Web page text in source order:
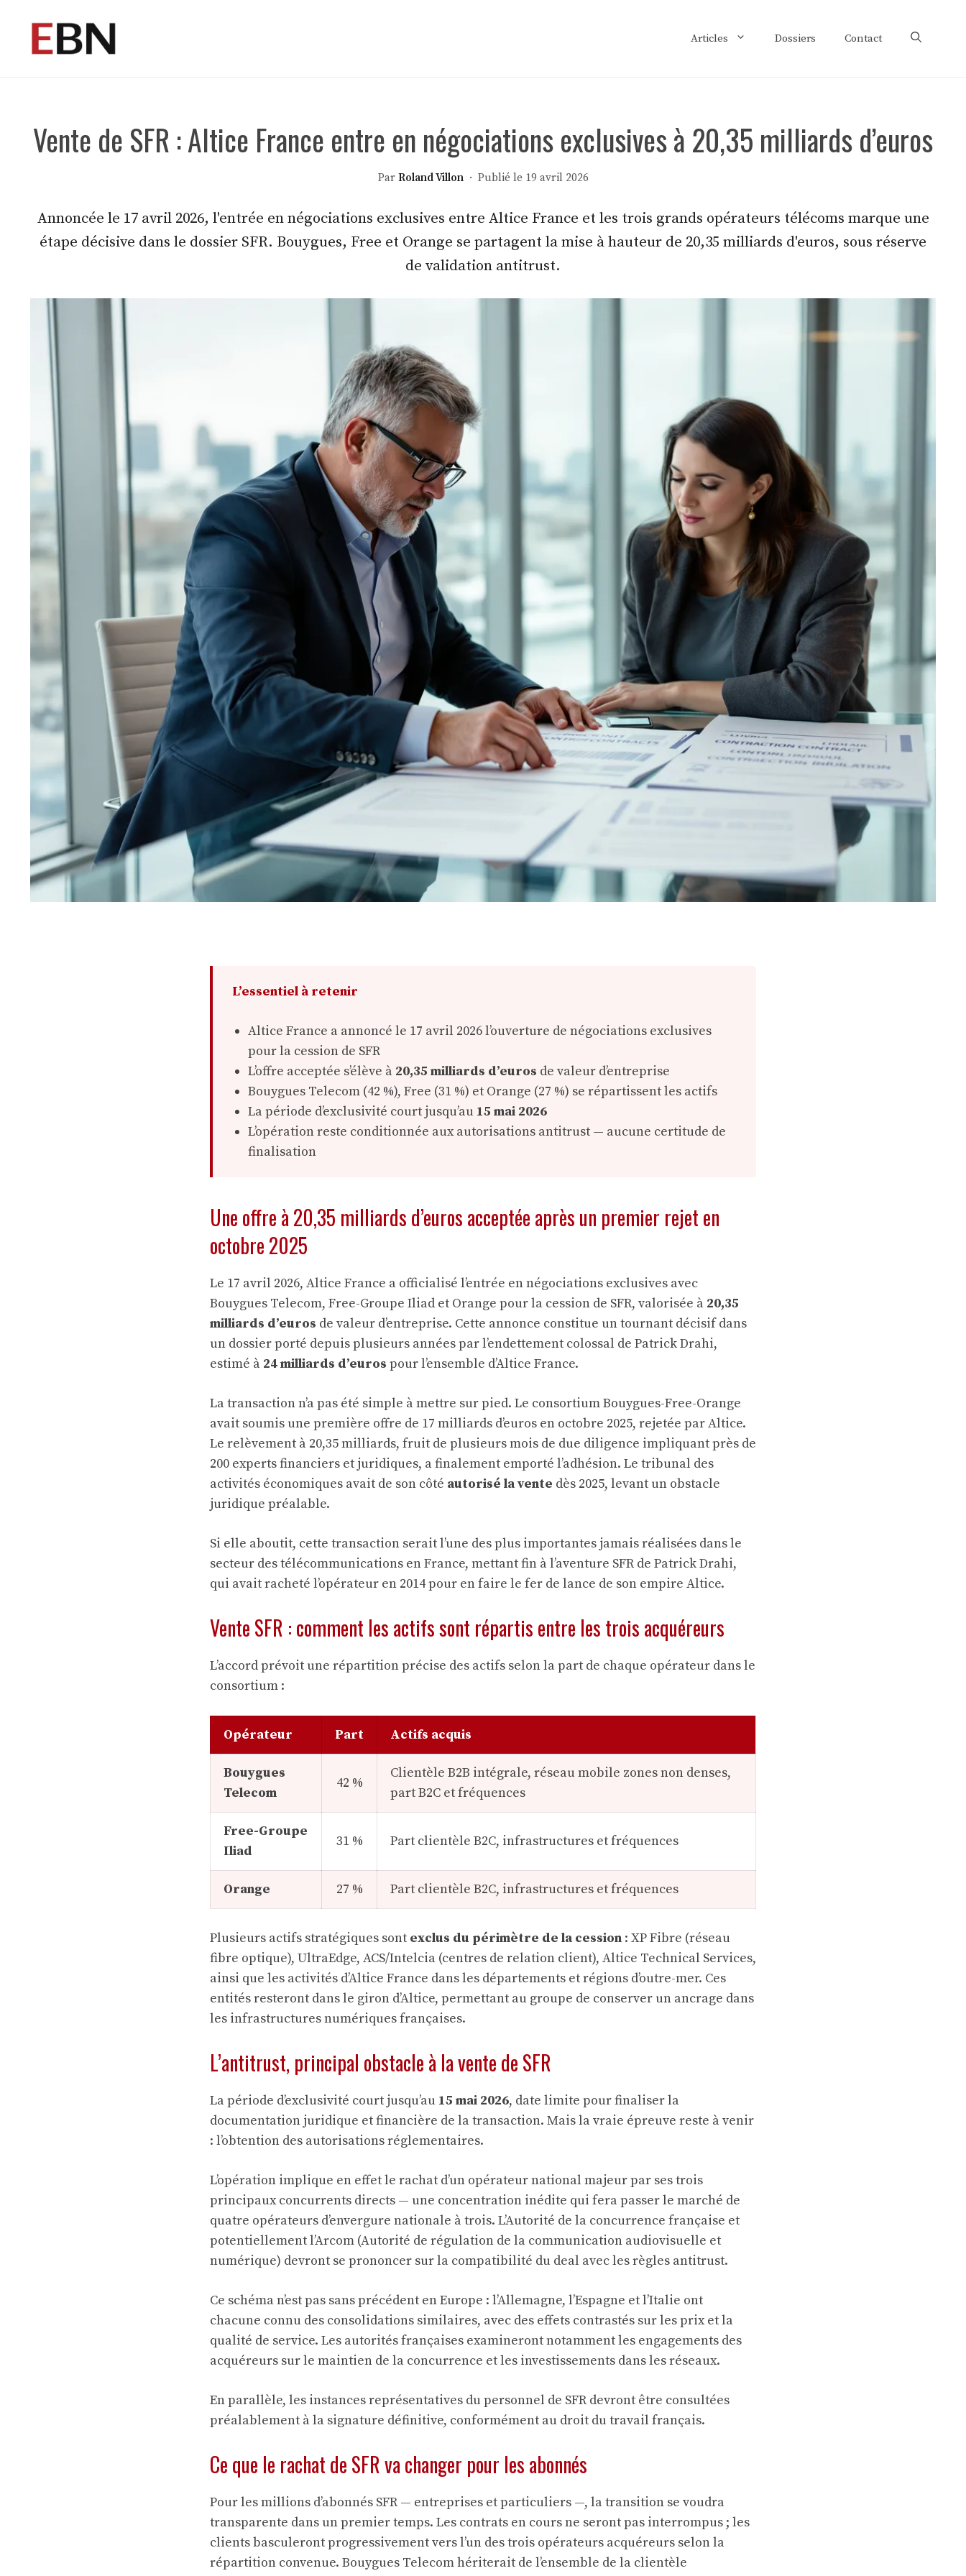
contenu
Articles Dossiers Contact
Vente de SFR : Altice France entre en négociations exclusives à 20,35 milliards d’euros
Par Roland Villon· Publié le 19 avril 2026
Annoncée le 17 avril 2026, l'entrée en négociations exclusives entre Altice France et les trois grands opérateurs télécoms marque une
étape décisive dans le dossier SFR. Bouygues, Free et Orange se partagent la mise à hauteur de 20,35 milliards d'euros, sous réserve
de validation antitrust.
L’essentiel à retenir
Altice France a annoncé le 17 avril 2026 l’ouverture de négociations exclusives
pour la cession de SFR
L’offre acceptée s’élève à 20,35 milliards d’euros de valeur d’entreprise
Bouygues Telecom (42 %), Free (31 %) et Orange (27 %) se répartissent les actifs
La période d’exclusivité court jusqu’au 15 mai 2026
L’opération reste conditionnée aux autorisations antitrust — aucune certitude de
finalisation
Une offre à 20,35 milliards d’euros acceptée après un premier rejet en
octobre 2025
Le 17 avril 2026, Altice France a officialisé l’entrée en négociations exclusives avec
Bouygues Telecom, Free-Groupe Iliad et Orange pour la cession de SFR, valorisée à 20,35
milliards d’euros de valeur d’entreprise. Cette annonce constitue un tournant décisif dans
un dossier porté depuis plusieurs années par l’endettement colossal de Patrick Drahi,
estimé à 24 milliards d’euros pour l’ensemble d’Altice France.
La transaction n’a pas été simple à mettre sur pied. Le consortium Bouygues-Free-Orange
avait soumis une première offre de 17 milliards d’euros en octobre 2025, rejetée par Altice.
Le relèvement à 20,35 milliards, fruit de plusieurs mois de due diligence impliquant près de
200 experts financiers et juridiques, a finalement emporté l’adhésion. Le tribunal des
activités économiques avait de son côté autorisé la vente dès 2025, levant un obstacle
juridique préalable.
Si elle aboutit, cette transaction serait l’une des plus importantes jamais réalisées dans le
secteur des télécommunications en France, mettant fin à l’aventure SFR de Patrick Drahi,
qui avait racheté l’opérateur en 2014 pour en faire le fer de lance de son empire Altice.
Vente SFR : comment les actifs sont répartis entre les trois acquéreurs
L’accord prévoit une répartition précise des actifs selon la part de chaque opérateur dans le
consortium :
Opérateur Part Actifs acquis
Bouygues
Telecom
42 %
Clientèle B2B intégrale, réseau mobile zones non denses,
part B2C et fréquences
Free-Groupe
Iliad
31 % Part clientèle B2C, infrastructures et fréquences
Orange 27 % Part clientèle B2C, infrastructures et fréquences
Plusieurs actifs stratégiques sont exclus du périmètre de la cession : XP Fibre (réseau
fibre optique), UltraEdge, ACS/Intelcia (centres de relation client), Altice Technical Services,
ainsi que les activités d’Altice France dans les départements et régions d’outre-mer. Ces
entités resteront dans le giron d’Altice, permettant au groupe de conserver un ancrage dans
les infrastructures numériques françaises.
L’antitrust, principal obstacle à la vente de SFR
La période d’exclusivité court jusqu’au 15 mai 2026, date limite pour finaliser la
documentation juridique et financière de la transaction. Mais la vraie épreuve reste à venir
: l’obtention des autorisations réglementaires.
L’opération implique en effet le rachat d’un opérateur national majeur par ses trois
principaux concurrents directs — une concentration inédite qui fera passer le marché de
quatre opérateurs d’envergure nationale à trois. L’Autorité de la concurrence française et
potentiellement l’Arcom (Autorité de régulation de la communication audiovisuelle et
numérique) devront se prononcer sur la compatibilité du deal avec les règles antitrust.
Ce schéma n’est pas sans précédent en Europe : l’Allemagne, l’Espagne et l’Italie ont
chacune connu des consolidations similaires, avec des effets contrastés sur les prix et la
qualité de service. Les autorités françaises examineront notamment les engagements des
acquéreurs sur le maintien de la concurrence et les investissements dans les réseaux.
En parallèle, les instances représentatives du personnel de SFR devront être consultées
préalablement à la signature définitive, conformément au droit du travail français.
Ce que le rachat de SFR va changer pour les abonnés
Pour les millions d’abonnés SFR — entreprises et particuliers —, la transition se voudra
transparente dans un premier temps. Les contrats en cours ne seront pas interrompus ; les
clients basculeront progressivement vers l’un des trois opérateurs acquéreurs selon la
répartition convenue. Bouygues Telecom hériterait de l’ensemble de la clientèle